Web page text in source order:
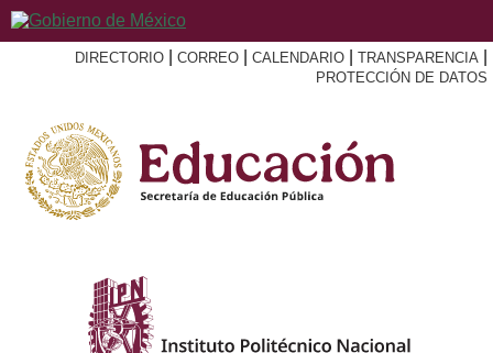
DIRECTORIO CORREO CALENDARIO TRANSPARENCIA
PROTECCIÓN DE DATOS